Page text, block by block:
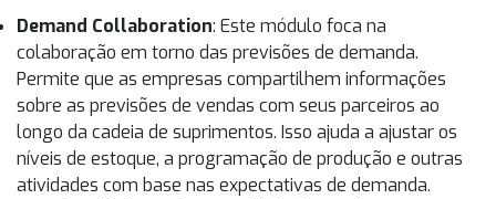
Demand Collaboration: Este módulo foca na
colaboração em torno das previsões de demanda.
Permite que as empresas compartilhem informações
sobre as previsões de vendas com seus parceiros ao
longo da cadeia de suprimentos. Isso ajuda a ajustar os
níveis de estoque, a programação de produção e outras
atividades com base nas expectativas de demanda.